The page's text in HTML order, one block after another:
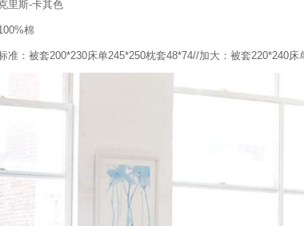
里斯-卡其色
棉
准：被套200*230床单245*250枕套48*74//加大：被套220*240床